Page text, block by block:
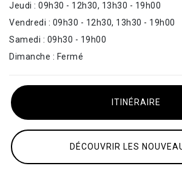
Jeudi : 09h30 - 12h30, 13h30 - 19h00
Vendredi : 09h30 - 12h30, 13h30 - 19h00
Samedi : 09h30 - 19h00
Dimanche : Fermé
DÉCOUVRIR LES
ITINÉRAIRE